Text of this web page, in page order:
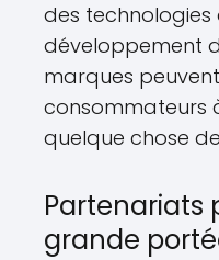
des
développement
marques
consommateurs
quelque chose
Partenariats
grande